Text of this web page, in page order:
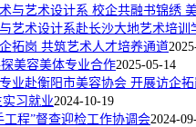
与艺术设计系 校企共融书锦绣
艺术设计系赴长沙大地艺术培训
拓岗 共筑艺术人才培养通道
美容美体专业合作2025-05-14
业赴衡阳市美容协会 开展访企
习就业2024-10-19
工程”督查迎检工作协调会2024-